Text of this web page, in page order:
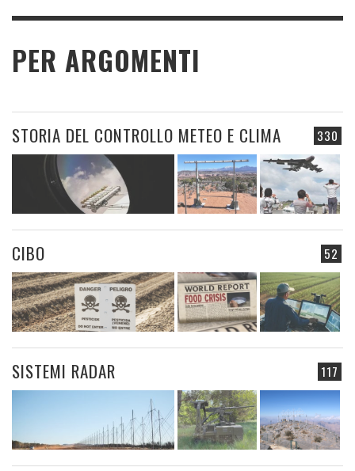
PER ARGOMENTI
330
STORIA DEL CONTROLLO METEO E CLIMA
52
CIBO
117
SISTEMI RADAR